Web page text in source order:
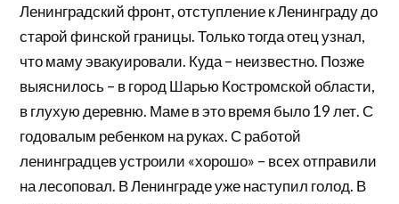
Ленинградский фронт, отступление к Ленинграду до
старой финской границы. Только тогда отец узнал,
что маму эвакуировали. Куда – неизвестно. Позже
выяснилось – в город Шарью Костромской области,
в глухую деревню. Маме в это время было 19 лет. С
годовалым ребенком на руках. С работой
ленинградцев устроили «хорошо» – всех отправили
на лесоповал. В Ленинграде уже наступил голод. В